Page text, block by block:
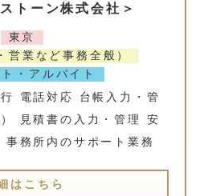
トーン株式会社＞
東京
営業など事務全般）
・アルバイト
電話対応 台帳入力・管
見積書の入力・管理 安
務所内のサポート業務
はこちら